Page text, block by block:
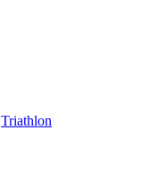
Triathlon